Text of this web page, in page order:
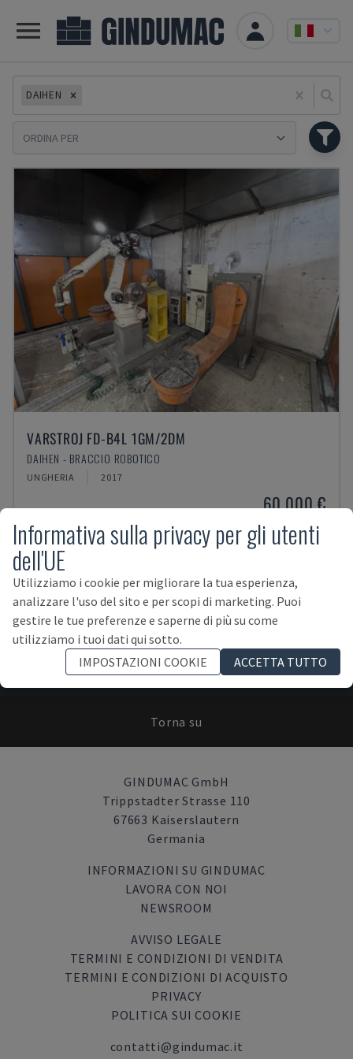
DAIHEN
VARSTROJ FD-B4L 1GM/2DM
DAIHEN - BRACCIO ROBOTICO
UNGHERIA 2017
60.000 €
ISCRIVITI ALLA NEWSLETTER!
Torna su
GINDUMAC GmbH
Trippstadter Strasse 110
67663 Kaiserslautern
Germania
INFORMAZIONI SU GINDUMAC
LAVORA CON NOI
NEWSROOM
AVVISO LEGALE
TERMINI E CONDIZIONI DI VENDITA
TERMINI E CONDIZIONI DI ACQUISTO
PRIVACY
POLITICA SUI COOKIE
contatti@gindumac.it
Informativa sulla privacy per gli utenti
dell'UE
Utilizziamo i cookie per migliorare la tua esperienza,
analizzare l'uso del sito e per scopi di marketing. Puoi
gestire le tue preferenze e saperne di più su come
utilizziamo i tuoi dati qui sotto.
IMPOSTAZIONI COOKIE
ACCETTA TUTTO